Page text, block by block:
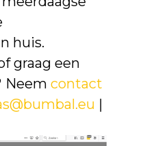
huis.
graag een
Neem contact
|